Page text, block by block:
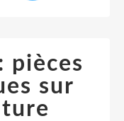
pièces
sur